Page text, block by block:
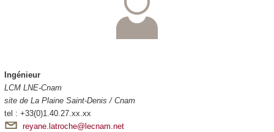
Ingénieur
LCM LNE-Cnam
site de La Plaine Saint-Denis / Cnam
tel : +33(0)1.40.27.xx.xx
reyane.latroche@lecnam.net